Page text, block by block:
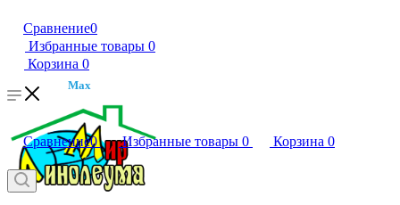
Сравнение0
Избранные товары 0
Корзина 0
Max
Сравнение0 Избранные товары 0 Корзина 0